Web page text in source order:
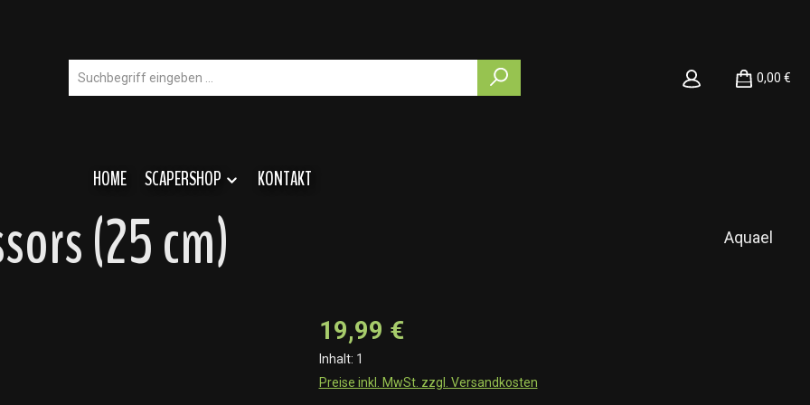
0,00 €
HOME SCAPERSHOP KONTAKT
(25 cm) Aquael
19,99 €
Inhalt: 1
Preise inkl. MwSt. zzgl. Versandkosten